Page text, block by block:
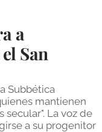
a
San
Subbética
mantienen
secular". La voz de
a su progenitor